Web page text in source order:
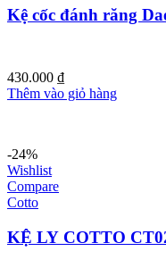
Kệ cốc đánh răng
430.000 ₫
Thêm vào giỏ hàng
-24%
Wishlist
Compare
Cotto
KỆ LY COTTO